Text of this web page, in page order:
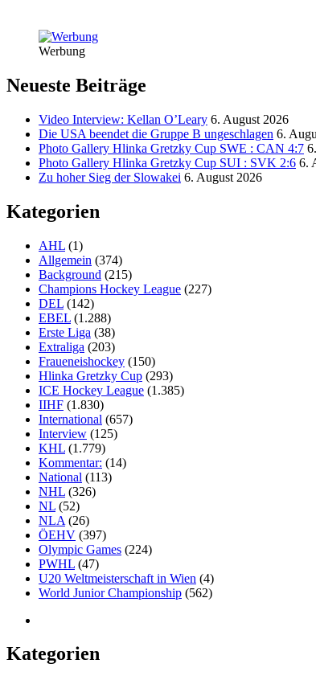
Werbung
Neueste Beiträge
Video Interview: Kellan O’Leary 6. August 2026
Die USA beendet die Gruppe B ungeschlagen 6.
Photo Gallery Hlinka Gretzky Cup SWE : CAN 4:7
Photo Gallery Hlinka Gretzky Cup SUI : SVK 2:6 6.
Zu hoher Sieg der Slowakei 6. August 2026
Kategorien
AHL (1)
Allgemein (374)
Background (215)
Champions Hockey League (227)
DEL (142)
EBEL (1.288)
Erste Liga (38)
Extraliga (203)
Fraueneishockey (150)
Hlinka Gretzky Cup (293)
ICE Hockey League (1.385)
IIHF (1.830)
International (657)
Interview (125)
KHL (1.779)
Kommentar: (14)
National (113)
NHL (326)
NL (52)
NLA (26)
ÖEHV (397)
Olympic Games (224)
PWHL (47)
U20 Weltmeisterschaft in Wien (4)
World Junior Championship (562)
Kategorien